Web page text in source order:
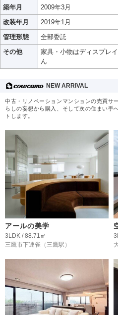
築年月
2009年3月
改装年月
2019年1月
管理形態
全部委託
その他
家具・小物はディスプレ
ん
NEW ARRIVAL
中古・リノベーションマンションの売買サ
らしの妄想から購入、そして次の住まい手
トします。
アールの美学
3LDK / 88.71㎡
三鷹市下連雀 （三鷹駅）